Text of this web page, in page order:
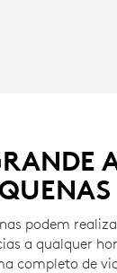
podem
a qualquer
completo de